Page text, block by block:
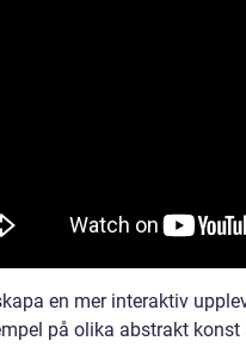
en mer interaktiv
på olika abstrakt